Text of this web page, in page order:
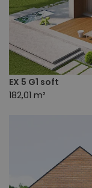
EX 5 G1 soft
182,01 m²